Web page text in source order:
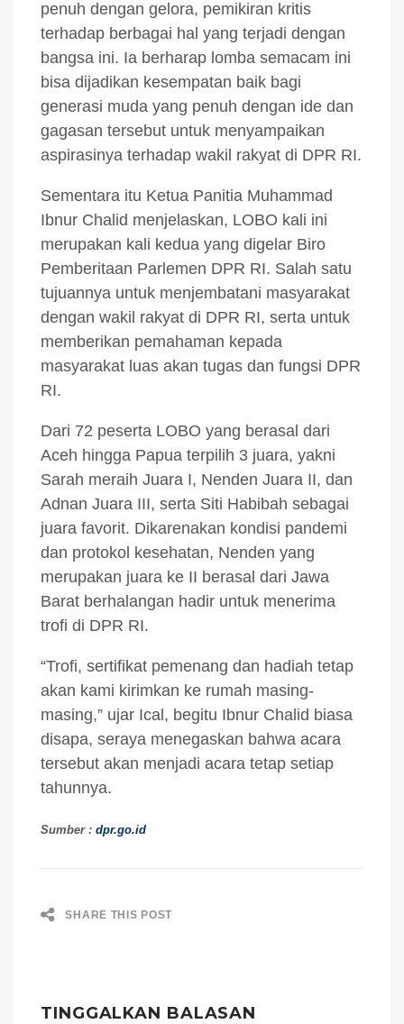
penuh dengan gelora, pemikiran kritis
terhadap berbagai hal yang terjadi dengan
bangsa ini. Ia berharap lomba semacam ini
bisa dijadikan kesempatan baik bagi
generasi muda yang penuh dengan ide dan
gagasan tersebut untuk menyampaikan
aspirasinya terhadap wakil rakyat di DPR RI.
Sementara itu Ketua Panitia Muhammad
Ibnur Chalid menjelaskan, LOBO kali ini
merupakan kali kedua yang digelar Biro
Pemberitaan Parlemen DPR RI. Salah satu
tujuannya untuk menjembatani masyarakat
dengan wakil rakyat di DPR RI, serta untuk
memberikan pemahaman kepada
masyarakat luas akan tugas dan fungsi DPR
RI.
Dari 72 peserta LOBO yang berasal dari
Aceh hingga Papua terpilih 3 juara, yakni
Sarah meraih Juara I, Nenden Juara II, dan
Adnan Juara III, serta Siti Habibah sebagai
juara favorit. Dikarenakan kondisi pandemi
dan protokol kesehatan, Nenden yang
merupakan juara ke II berasal dari Jawa
Barat berhalangan hadir untuk menerima
trofi di DPR RI.
“Trofi, sertifikat pemenang dan hadiah tetap
akan kami kirimkan ke rumah masing-
masing,” ujar Ical, begitu Ibnur Chalid biasa
disapa, seraya menegaskan bahwa acara
tersebut akan menjadi acara tetap setiap
tahunnya.
Sumber : dpr.go.id
SHARE THIS POST
TINGGALKAN BALASAN